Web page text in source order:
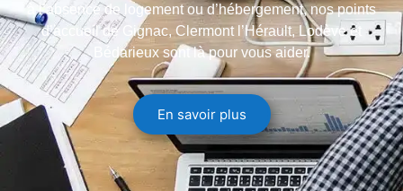
à l’absence de logement ou d’hébergement, nos points
d’accueil de Gignac, Clermont l’Hérault, Lodève et
Bédarieux sont là pour vous aider.
En savoir plus